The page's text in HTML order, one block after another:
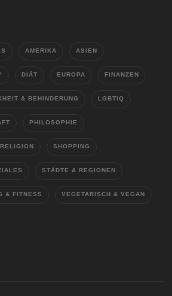
AMERIKA ASIEN
DIÄT EUROPA FINANZEN
& BEHINDERUNG LGBTIQ
PHILOSOPHIE
RELIGION SHOPPING
STÄDTE & REGIONEN
& FITNESS VEGETARISCH & VEGAN